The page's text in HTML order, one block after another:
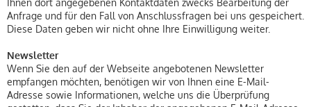
Anfrage und für den Fall von Anschlussfragen bei uns gespeichert.
Diese Daten geben wir nicht ohne Ihre Einwilligung weiter.
Newsletter
Wenn Sie den auf der Webseite angebotenen Newsletter
empfangen möchten, benötigen wir von Ihnen eine E-Mail-
Adresse sowie Informationen, welche uns die Überprüfung